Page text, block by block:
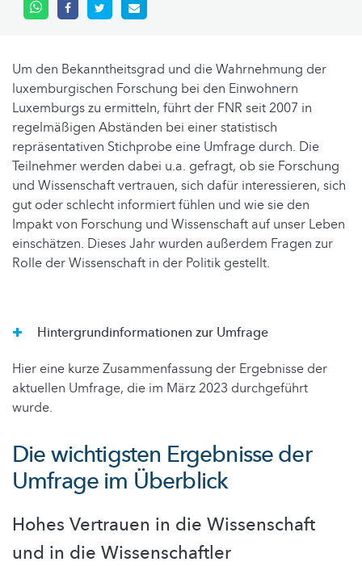
Um den Bekanntheitsgrad und die Wahrnehmung der
luxemburgischen Forschung bei den Einwohnern
Luxemburgs zu ermitteln, führt der FNR seit 2007 in
regelmäßigen Abständen bei einer statistisch
repräsentativen Stichprobe eine Umfrage durch. Die
Teilnehmer werden dabei u.a. gefragt, ob sie Forschung
und Wissenschaft vertrauen, sich dafür interessieren, sich
gut oder schlecht informiert fühlen und wie sie den
Impakt von Forschung und Wissenschaft auf unser Leben
einschätzen. Dieses Jahr wurden außerdem Fragen zur
Rolle der Wissenschaft in der Politik gestellt.
Hintergrundinformationen zur Umfrage
Hier eine kurze Zusammenfassung der Ergebnisse der
aktuellen Umfrage, die im März 2023 durchgeführt
wurde.
Die wichtigsten Ergebnisse der
Umfrage im Überblick
Hohes Vertrauen in die Wissenschaft
und in die Wissenschaftler